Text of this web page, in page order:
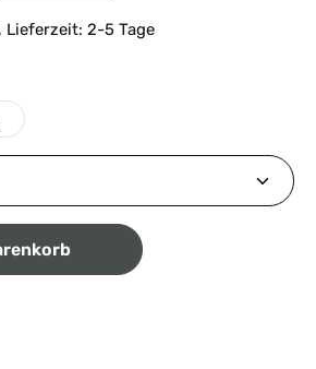
2-5 Tage
den gewünschten Wert ein